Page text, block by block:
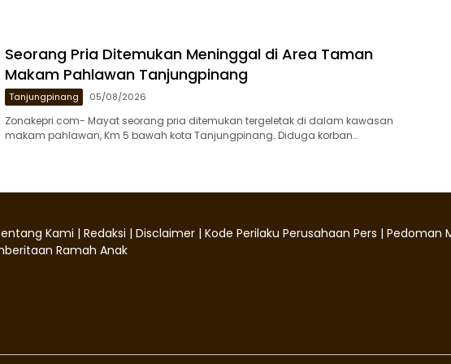
Seorang Pria Ditemukan Meninggal di Area Taman
Makam Pahlawan Tanjungpinang
Tanjungpinang 05/08/2026
Zonakepri.com- ‎Mayat seorang pria ditemukan tergeletak di dalam kawasan
makam pahlawan, Km 5 bawah kota Tanjungpinang. Diduga korban…
Kami | Redaksi | Disclaimer | Kode Perilaku Perusahaan Pers | Pedoman
Ramah Anak